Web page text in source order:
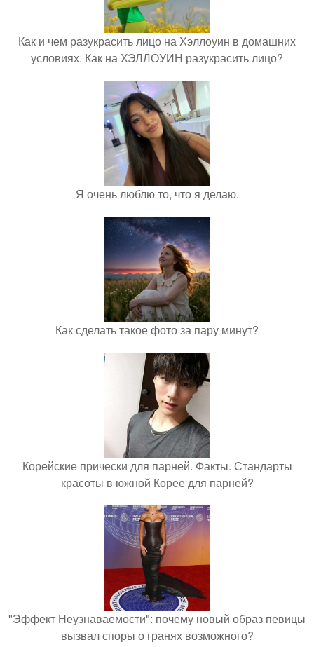
Как и чем разукрасить лицо на Хэллоуин в домашних
условиях. Как на ХЭЛЛОУИН разукрасить лицо?
Я очень люблю то, что я делаю.
Как сделать такое фото за пару минут?
Корейские прически для парней. Факты. Стандарты
красоты в южной Корее для парней?
"Эффект Неузнаваемости": почему новый образ певицы
вызвал споры о гранях возможного?